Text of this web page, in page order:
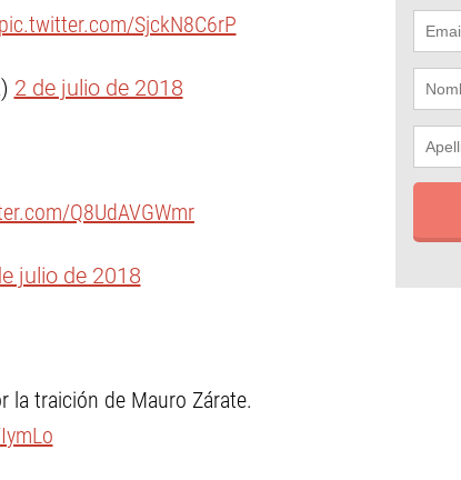
pic.twitter.com/SjckN8C6rP
2 de julio de 2018
Q8UdAVGWmr
julio de 2018
la traición de Mauro Zárate.